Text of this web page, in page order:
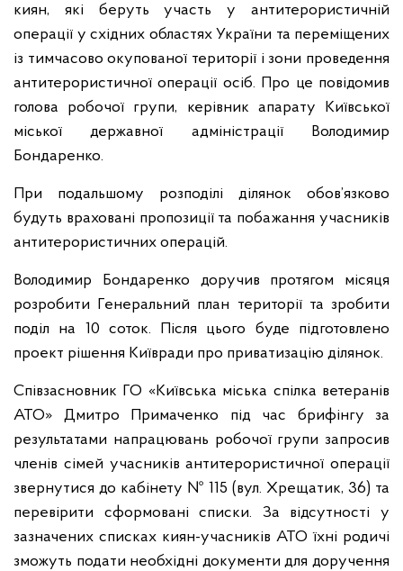
киян, які беруть участь у антитерористичній
операції у східних областях України та переміщених
із тимчасово окупованої території і зони проведення
антитерористичної операції осіб. Про це повідомив
голова робочої групи, керівник апарату Київської
міської державної адміністрації Володимир
Бондаренко.
При подальшому розподілі ділянок обов’язково
будуть враховані пропозиції та побажання учасників
антитерористичних операцій.
Володимир Бондаренко доручив протягом місяця
розробити Генеральний план території та зробити
поділ на 10 соток. Після цього буде підготовлено
проект рішення Київради про приватизацію ділянок.
Співзасновник ГО «Київська міська спілка ветеранів
АТО» Дмитро Примаченко під час брифінгу за
результатами напрацювань робочої групи запросив
членів сімей учасників антитерористичної операції
звернутися до кабінету № 115 (вул. Хрещатик, 36) та
перевірити сформовані списки. За відсутності у
зазначених списках киян-учасників АТО їхні родичі
зможуть подати необхідні документи для доручення